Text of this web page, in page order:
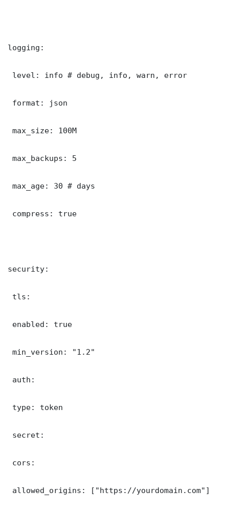
logging:
level: info # debug, info, warn, error
format: json
max_size: 100M
max_backups: 5
max_age: 30 # days
compress: true
security:
tls:
enabled: true
min_version: "1.2"
auth:
type: token
secret:
cors:
allowed_origins: ["https://yourdomain.com"]